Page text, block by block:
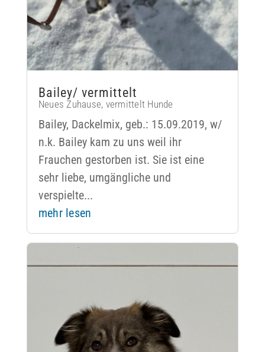
Bailey/ vermittelt
Neues Zuhause, vermittelt Hunde
Bailey, Dackelmix, geb.: 15.09.2019, w/
n.k. Bailey kam zu uns weil ihr
Frauchen gestorben ist. Sie ist eine
sehr liebe, umgängliche und
verspielte...
mehr lesen